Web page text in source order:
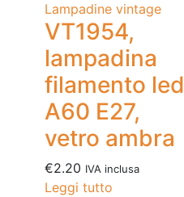
Lampadine vintage
VT1954,
lampadina
filamento led
A60 E27,
vetro ambra
€2.20 IVA inclusa
Leggi tutto